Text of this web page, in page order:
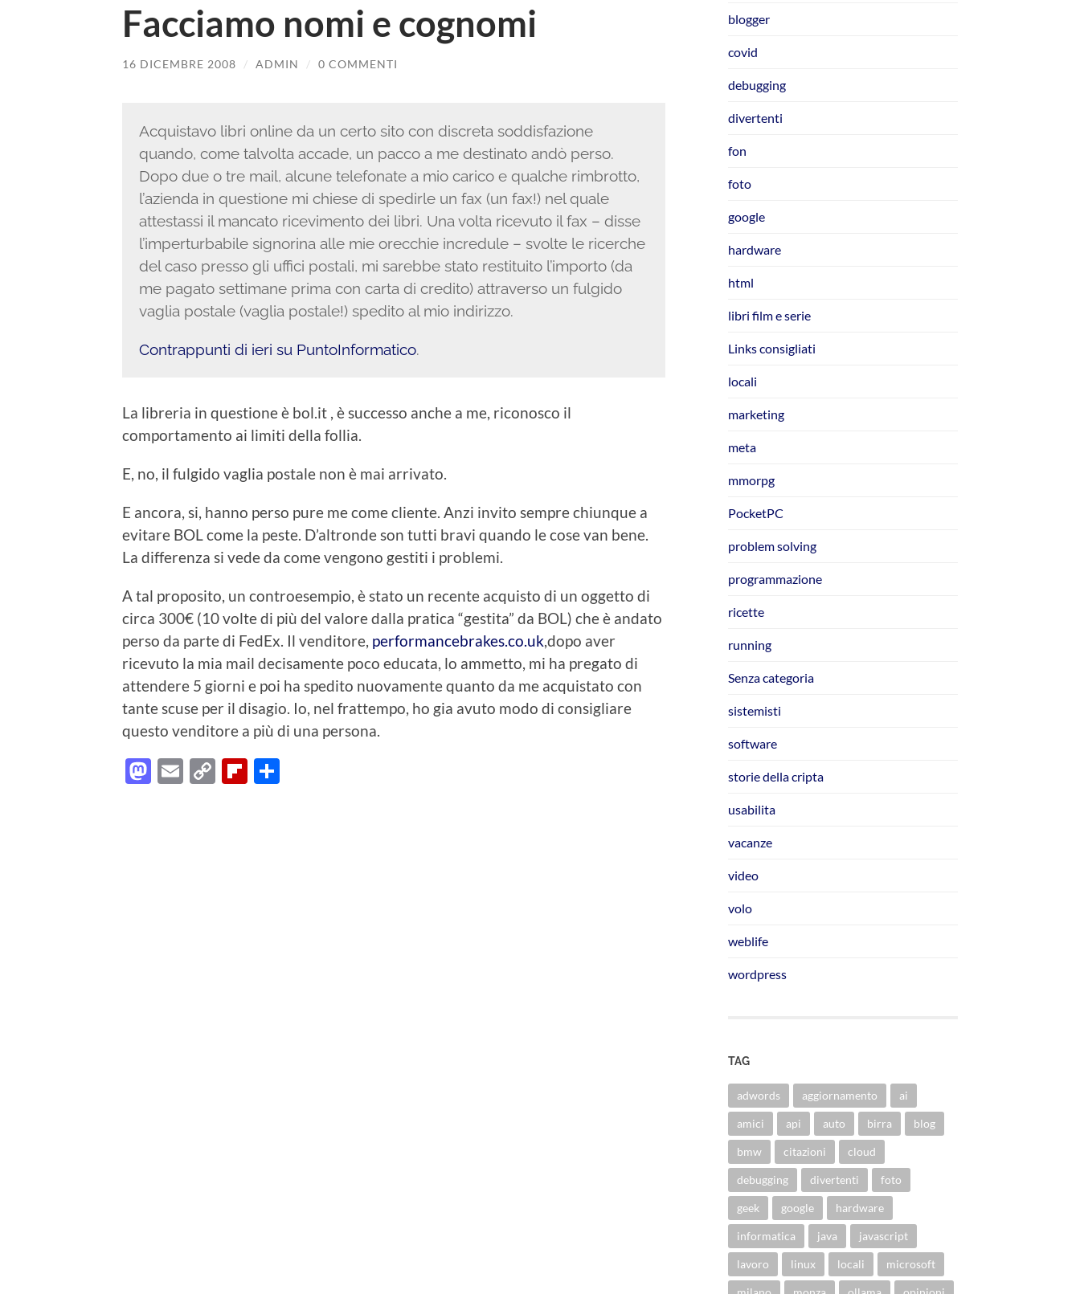
Facciamo nomi e cognomi
16 DICEMBRE 2008 / ADMIN / 0 COMMENTI
Acquistavo libri online da un certo sito con discreta soddisfazione
quando, come talvolta accade, un pacco a me destinato andò perso.
Dopo due o tre mail, alcune telefonate a mio carico e qualche rimbrotto,
l’azienda in questione mi chiese di spedirle un fax (un fax!) nel quale
attestassi il mancato ricevimento dei libri. Una volta ricevuto il fax – disse
l’imperturbabile signorina alle mie orecchie incredule – svolte le ricerche
del caso presso gli uffici postali, mi sarebbe stato restituito l’importo (da
me pagato settimane prima con carta di credito) attraverso un fulgido
vaglia postale (vaglia postale!) spedito al mio indirizzo.
Contrappunti di ieri su PuntoInformatico.
La libreria in questione è bol.it , è successo anche a me, riconosco il
comportamento ai limiti della follia.
E, no, il fulgido vaglia postale non è mai arrivato.
E ancora, si, hanno perso pure me come cliente. Anzi invito sempre chiunque a
evitare BOL come la peste. D’altronde son tutti bravi quando le cose van bene.
La differenza si vede da come vengono gestiti i problemi.
A tal proposito, un controesempio, è stato un recente acquisto di un oggetto di
circa 300€ (10 volte di più del valore dalla pratica “gestita” da BOL) che è andato
perso da parte di FedEx. Il venditore, performancebrakes.co.uk,dopo aver
ricevuto la mia mail decisamente poco educata, lo ammetto, mi ha pregato di
attendere 5 giorni e poi ha spedito nuovamente quanto da me acquistato con
tante scuse per il disagio. Io, nel frattempo, ho gia avuto modo di consigliare
questo venditore a più di una persona.
Mastodon
EmailCopyFlipboard
blogger
covid
debugging
divertenti
fon
foto
google
hardware
html
libri film e serie
Links consigliati
locali
marketing
meta
mmorpg
PocketPC
problem solving
programmazione
ricette
running
Senza categoria
sistemisti
software
storie della cripta
usabilita
vacanze
video
volo
weblife
wordpress
TAG
adwords aggiornamento ai
amici api auto birra blog
bmw citazioni cloud
debugging divertenti foto
geek google hardware
informatica java javascript
lavoro linux locali microsoft